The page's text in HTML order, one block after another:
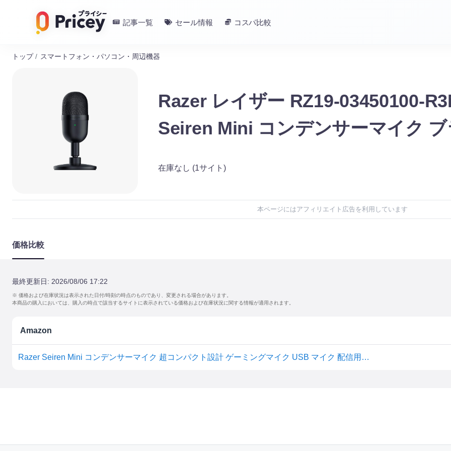
記事一覧 セール情報 コスパ比較
トップ / スマートフォン・パソコン・周辺機器
Razer レイザー RZ19-03450100-
Seiren Mini コンデンサーマイク
在庫なし (1サイト)
本ページにはアフィリエイト広告を利用しています
価格比較
最終更新日: 2026/08/06 17:22
※ 価格および在庫状況は表示された日付/時刻の時点のものであり、変更される場合があります。
本商品の購入においては、購入の時点で該当するサイトに表示されている価格および在庫状況に関する情報が適用されます。
Amazon
Razer Seiren Mini コンデンサーマイク 超コンパクト設計 ゲーミングマイク USB マイク 配信用 単一指向性 クリアサウンド Black【日本正規代理店保証品】 RZ19-03450100-R3M1